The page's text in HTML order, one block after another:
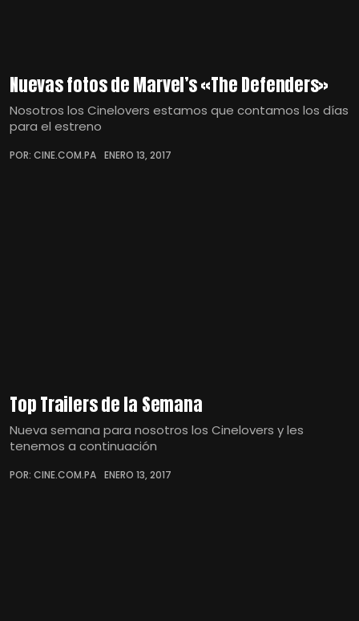
Nuevas fotos de Marvel’s «The Defenders»
Nosotros los Cinelovers estamos que contamos los días
para el estreno
POR: CINE.COM.PA ENERO 13, 2017
Top Trailers de la Semana
Nueva semana para nosotros los Cinelovers y les
tenemos a continuación
POR: CINE.COM.PA ENERO 13, 2017